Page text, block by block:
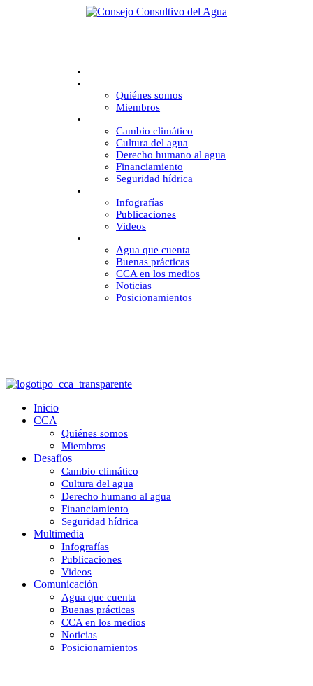
Quiénes somos
Miembros
Cambio climático
Cultura del agua
Derecho humano al agua
Financiamiento
Seguridad hídrica
Infografías
Publicaciones
Videos
Agua que cuenta
Buenas prácticas
CCA en los medios
Noticias
Posicionamientos
Inicio
CCA
Quiénes somos
Miembros
Desafíos
Cambio climático
Cultura del agua
Derecho humano al agua
Financiamiento
Seguridad hídrica
Multimedia
Infografías
Publicaciones
Videos
Comunicación
Agua que cuenta
Buenas prácticas
CCA en los medios
Noticias
Posicionamientos